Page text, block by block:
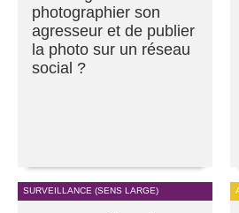
photographier son
agresseur et de publier
la photo sur un réseau
social ?
SURVEILLANCE (SENS LARGE)